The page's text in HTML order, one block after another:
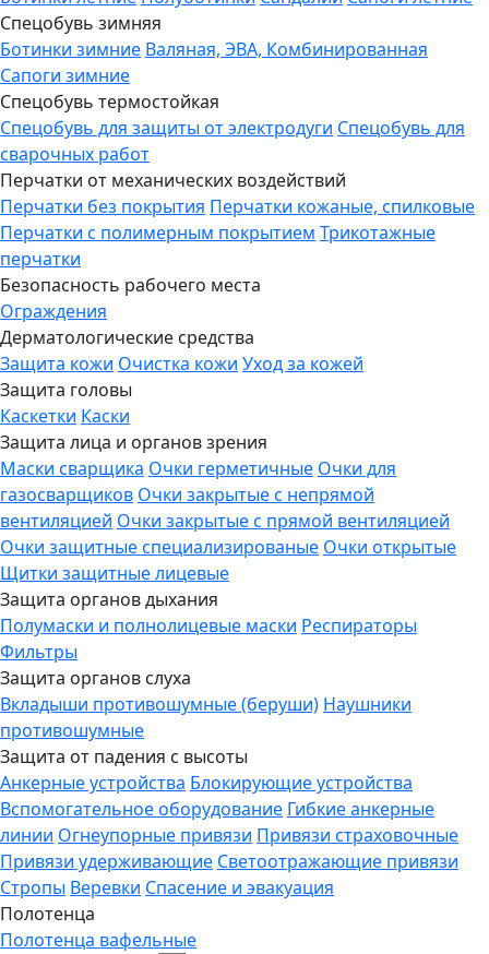
Спецобувь зимняя
Ботинки зимние Валяная, ЭВА, Комбинированная
Сапоги зимние
Спецобувь термостойкая
Спецобувь для защиты от электродуги Спецобувь для
сварочных работ
Перчатки от механических воздействий
Перчатки без покрытия Перчатки кожаные, спилковые
Перчатки с полимерным покрытием Трикотажные
перчатки
Безопасность рабочего места
Ограждения
Дерматологические средства
Защита кожи Очистка кожи Уход за кожей
Защита головы
Каскетки Каски
Защита лица и органов зрения
Маски сварщика Очки герметичные Очки для
газосварщиков Очки закрытые с непрямой
вентиляцией Очки закрытые с прямой вентиляцией
Очки защитные специализированые Очки открытые
Щитки защитные лицевые
Защита органов дыхания
Полумаски и полнолицевые маски Респираторы
Фильтры
Защита органов слуха
Вкладыши противошумные (беруши) Наушники
противошумные
Защита от падения с высоты
Анкерные устройства Блокирующие устройства
Вспомогательное оборудование Гибкие анкерные
линии Огнеупорные привязи Привязи страховочные
Привязи удерживающие Светоотражающие привязи
Стропы Веревки Спасение и эвакуация
Полотенца
Полотенца вафельные